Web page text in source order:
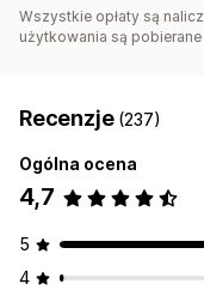
Wszystkie opłaty są
użytkowania są
Recenzje (237)
Ogólna ocena
4,7
5
4